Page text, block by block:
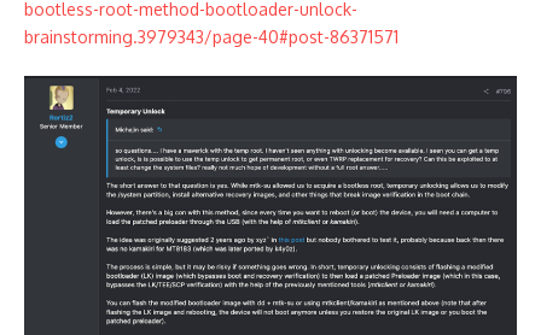
bootless-root-method-bootloader-unlock-
brainstorming.3979343/page-40#post-86371571